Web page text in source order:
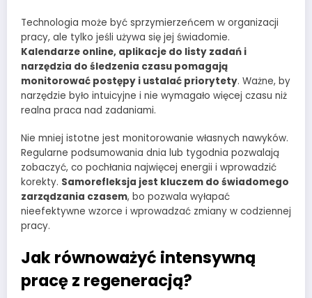
Technologia może być sprzymierzeńcem w organizacji
pracy, ale tylko jeśli używa się jej świadomie.
Kalendarze online, aplikacje do listy zadań i
narzędzia do śledzenia czasu pomagają
monitorować postępy i ustalać priorytety. Ważne, by
narzędzie było intuicyjne i nie wymagało więcej czasu niż
realna praca nad zadaniami.
Nie mniej istotne jest monitorowanie własnych nawyków.
Regularne podsumowania dnia lub tygodnia pozwalają
zobaczyć, co pochłania najwięcej energii i wprowadzić
korekty. Samorefleksja jest kluczem do świadomego
zarządzania czasem, bo pozwala wyłapać
nieefektywne wzorce i wprowadzać zmiany w codziennej
pracy.
Jak równoważyć intensywną
pracę z regeneracją?